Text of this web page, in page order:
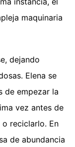
maquinaria
dejando
Elena se
de empezar la
vez antes de
reciclarlo. En
de abundancia